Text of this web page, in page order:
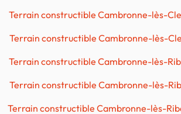
Terrain constructible Cambronne-lès-
Terrain constructible Cambronne-lès-
Terrain constructible Cambronne-lès-
Terrain constructible Cambronne-lès-
Terrain constructible Cambronne-lès-